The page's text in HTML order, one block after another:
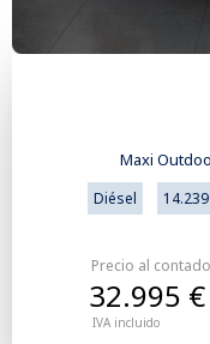
Maxi
Diésel
Precio al contado
IVA incluido
32.995 €